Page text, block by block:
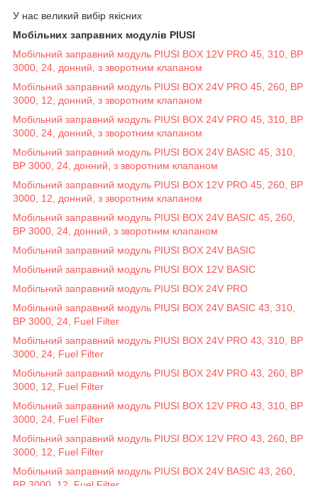
У нас великий вибір якісних
Мобільних заправних модулів PIUSI
Мобільний заправний модуль PIUSI BOX 12V PRO 45, 310, BP
3000, 24, донний, з зворотним клапаном
Мобільний заправний модуль PIUSI BOX 24V PRO 45, 260, BP
3000, 12, донний, з зворотним клапаном
Мобільний заправний модуль PIUSI BOX 24V PRO 45, 310, BP
3000, 24, донний, з зворотним клапаном
Мобільний заправний модуль PIUSI BOX 24V BASIC 45, 310,
BP 3000, 24, донний, з зворотним клапаном
Мобільний заправний модуль PIUSI BOX 12V PRO 45, 260, BP
3000, 12, донний, з зворотним клапаном
Мобільний заправний модуль PIUSI BOX 24V BASIC 45, 260,
BP 3000, 24, донний, з зворотним клапаном
Мобільний заправний модуль PIUSI BOX 24V BASIC
Мобільний заправний модуль PIUSI BOX 12V BASIC
Мобільний заправний модуль PIUSI BOX 24V PRO
Мобільний заправний модуль PIUSI BOX 24V BASIC 43, 310,
BP 3000, 24, Fuel Filter
Мобільний заправний модуль PIUSI BOX 24V PRO 43, 310, BP
3000, 24, Fuel Filter
Мобільний заправний модуль PIUSI BOX 24V PRO 43, 260, BP
3000, 12, Fuel Filter
Мобільний заправний модуль PIUSI BOX 12V PRO 43, 310, BP
3000, 24, Fuel Filter
Мобільний заправний модуль PIUSI BOX 12V PRO 43, 260, BP
3000, 12, Fuel Filter
Мобільний заправний модуль PIUSI BOX 24V BASIC 43, 260,